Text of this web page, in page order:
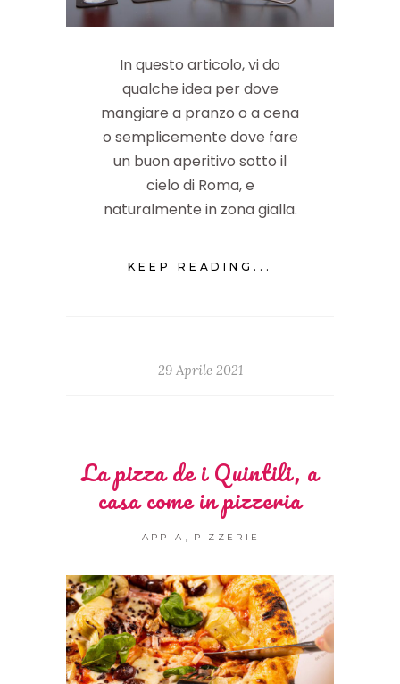
In questo articolo, vi do
qualche idea per dove
mangiare a pranzo o a cena
o semplicemente dove fare
un buon aperitivo sotto il
cielo di Roma, e
naturalmente in zona gialla.
KEEP READING...
29 Aprile 2021
La pizza de i Quintili, a
casa come in pizzeria
APPIA PIZZERIE